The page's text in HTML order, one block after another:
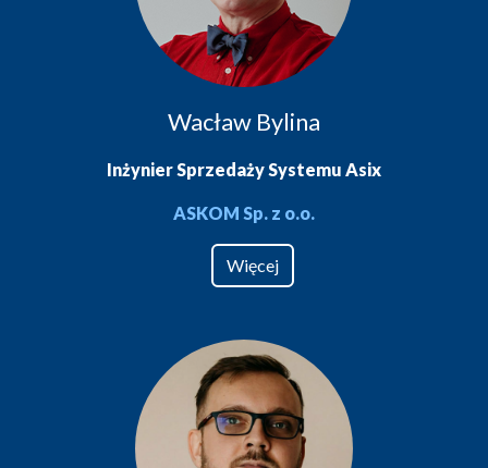
Wacław Bylina
Inżynier Sprzedaży Systemu Asix
ASKOM Sp. z o.o.
Więcej